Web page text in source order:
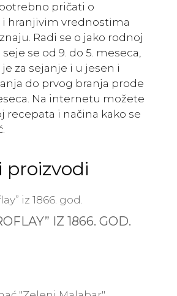
pričati o
hranjivim vrednostima
Radi se o jako rodnoj
se od 9. do 5. meseca,
za sejanje i u jesen i
do prvog branja prode
Na internetu možete
recepata i načina kako se
proizvodi
IZ 1866. GOD.